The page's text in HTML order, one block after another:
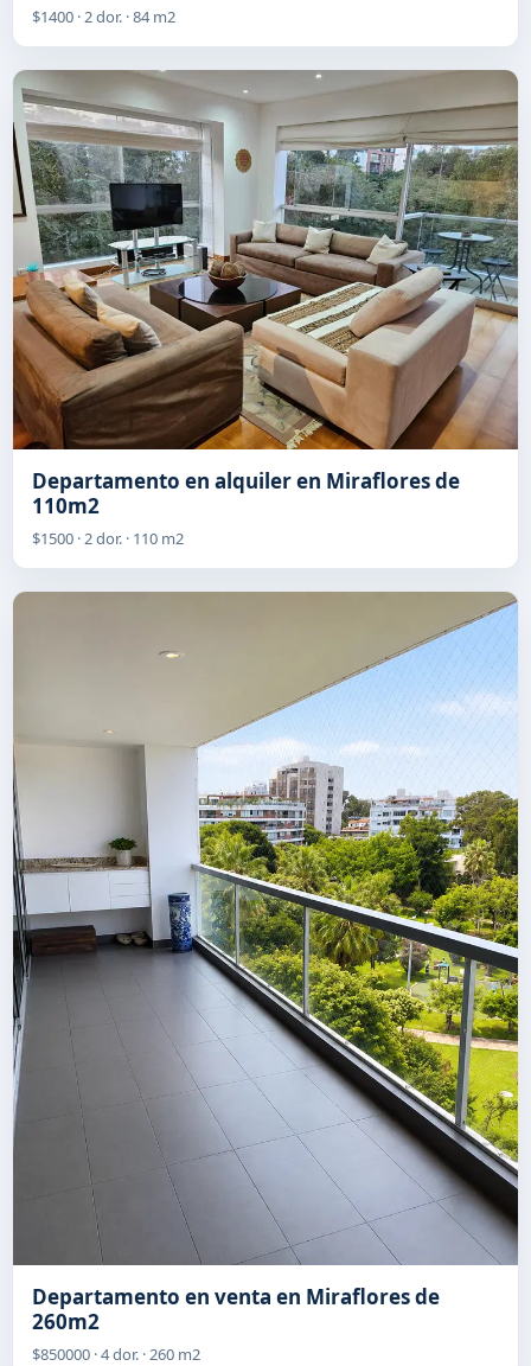
$1400 · 2 dor. · 84 m2
Departamento en alquiler en Miraflores de
110m2
$1500 · 2 dor. · 110 m2
Departamento en venta en Miraflores de
260m2
$850000 · 4 dor. · 260 m2